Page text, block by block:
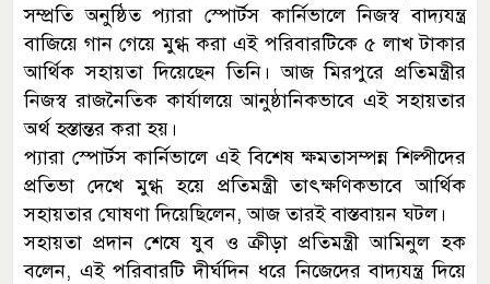
সম্প্রতি অনুষ্ঠিত প্যারা স্পোর্টস কার্নিভালে নিজস্ব বাদ্যযন্ত্র
বাজিয়ে গান গেয়ে মুগ্ধ করা এই পরিবারটিকে ৫ লাখ টাকার
আর্থিক সহায়তা দিয়েছেন তিনি। আজ মিরপুরে প্রতিমন্ত্রীর
নিজস্ব রাজনৈতিক কার্যালয়ে আনুষ্ঠানিকভাবে এই সহায়তার
অর্থ হস্তান্তর করা হয়।
প্যারা স্পোর্টস কার্নিভালে এই বিশেষ ক্ষমতাসম্পন্ন শিল্পীদের
প্রতিভা দেখে মুগ্ধ হয়ে প্রতিমন্ত্রী তাৎক্ষণিকভাবে আর্থিক
সহায়তার ঘোষণা দিয়েছিলেন, আজ তারই বাস্তবায়ন ঘটল।
সহায়তা প্রদান শেষে যুব ও ক্রীড়া প্রতিমন্ত্রী আমিনুল হক
বলেন, এই পরিবারটি দীর্ঘদিন ধরে নিজেদের বাদ্যযন্ত্র দিয়ে